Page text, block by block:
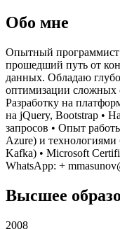
Обо мне
Опытный программист
прошедший путь от
данных. Обладаю
оптимизации сложных
Разработку на
на jQuery, Bootstrap •
запросов • Опыт
Azure) и
Kafka) • Microsoft
WhatsApp: +
Высшее
2008